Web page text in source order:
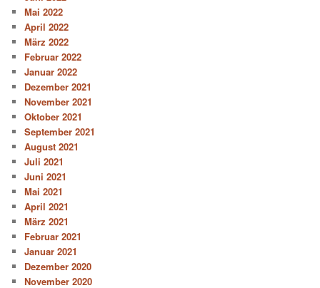
Mai 2022
April 2022
März 2022
Februar 2022
Januar 2022
Dezember 2021
November 2021
Oktober 2021
September 2021
August 2021
Juli 2021
Juni 2021
Mai 2021
April 2021
März 2021
Februar 2021
Januar 2021
Dezember 2020
November 2020